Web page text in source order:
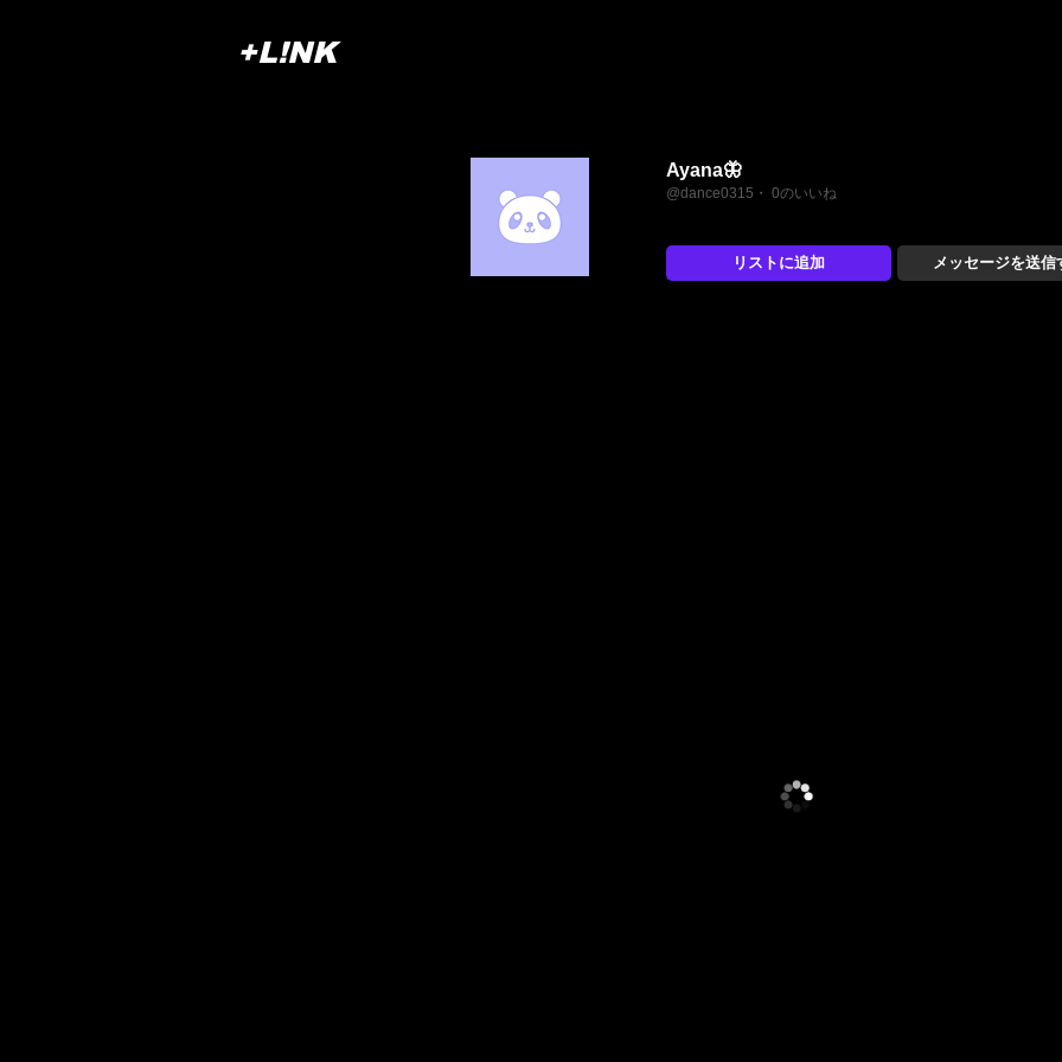
+L!NK
Ayana🦋
@dance0315・ 0のいいね
リストに追加 メッセージを送信